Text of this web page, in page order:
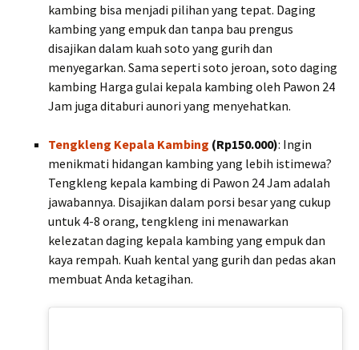
kambing bisa menjadi pilihan yang tepat. Daging
kambing yang empuk dan tanpa bau prengus
disajikan dalam kuah soto yang gurih dan
menyegarkan. Sama seperti soto jeroan, soto daging
kambing Harga gulai kepala kambing oleh Pawon 24
Jam juga ditaburi aunori yang menyehatkan.
Tengkleng Kepala Kambing (Rp150.000): Ingin
menikmati hidangan kambing yang lebih istimewa?
Tengkleng kepala kambing di Pawon 24 Jam adalah
jawabannya. Disajikan dalam porsi besar yang cukup
untuk 4-8 orang, tengkleng ini menawarkan
kelezatan daging kepala kambing yang empuk dan
kaya rempah. Kuah kental yang gurih dan pedas akan
membuat Anda ketagihan.